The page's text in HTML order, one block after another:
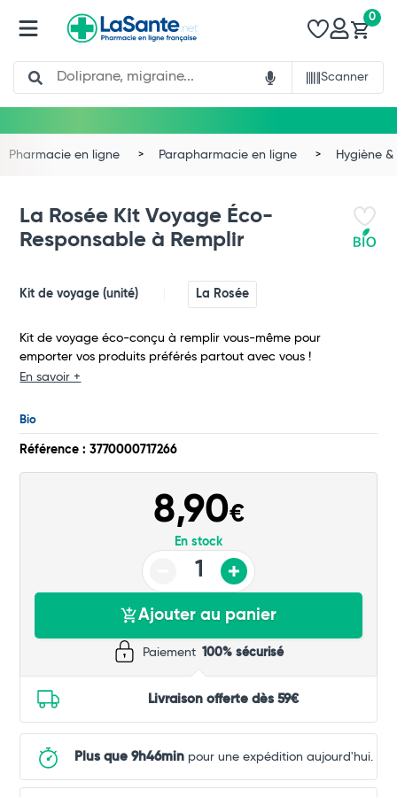
Search
Scanner
0
Commander
Pharmacie en ligne Parapharmacie en ligne Hygiène
La Rosée Kit Voyage Éco-
Responsable à Remplir
Kit de voyage (unité) La Rosée
Kit de voyage éco-conçu à remplir vous-même pour
emporter vos produits préférés partout avec vous !
En savoir +
Bio
Référence : 3770000717266
8,90€
En stock
Ajouter au panier
Paiement 100% sécurisé
Livraison offerte dès 59€
Plus que 9h46minpour une expédition aujourd'hui.